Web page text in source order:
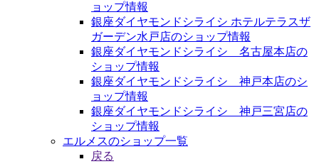
ョップ情報
銀座ダイヤモンドシライシ ホテルテラスザ
ガーデン水戸店のショップ情報
銀座ダイヤモンドシライシ 名古屋本店の
ショップ情報
銀座ダイヤモンドシライシ 神戸本店のシ
ョップ情報
銀座ダイヤモンドシライシ 神戸三宮店の
ショップ情報
エルメスのショップ一覧
戻る